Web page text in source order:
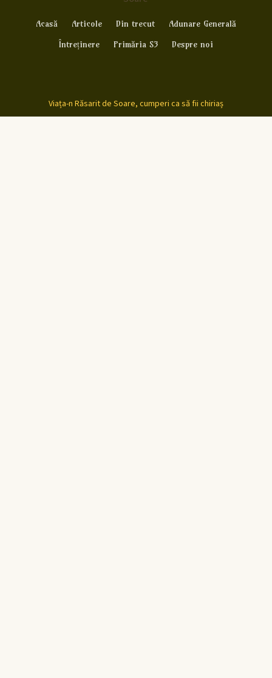
Acasă Articole Din trecut
Adunare Generală
Întreținere
Primăria S3 Despre noi
Viața-n Răsarit de Soare, cumperi ca să fii chiriaș